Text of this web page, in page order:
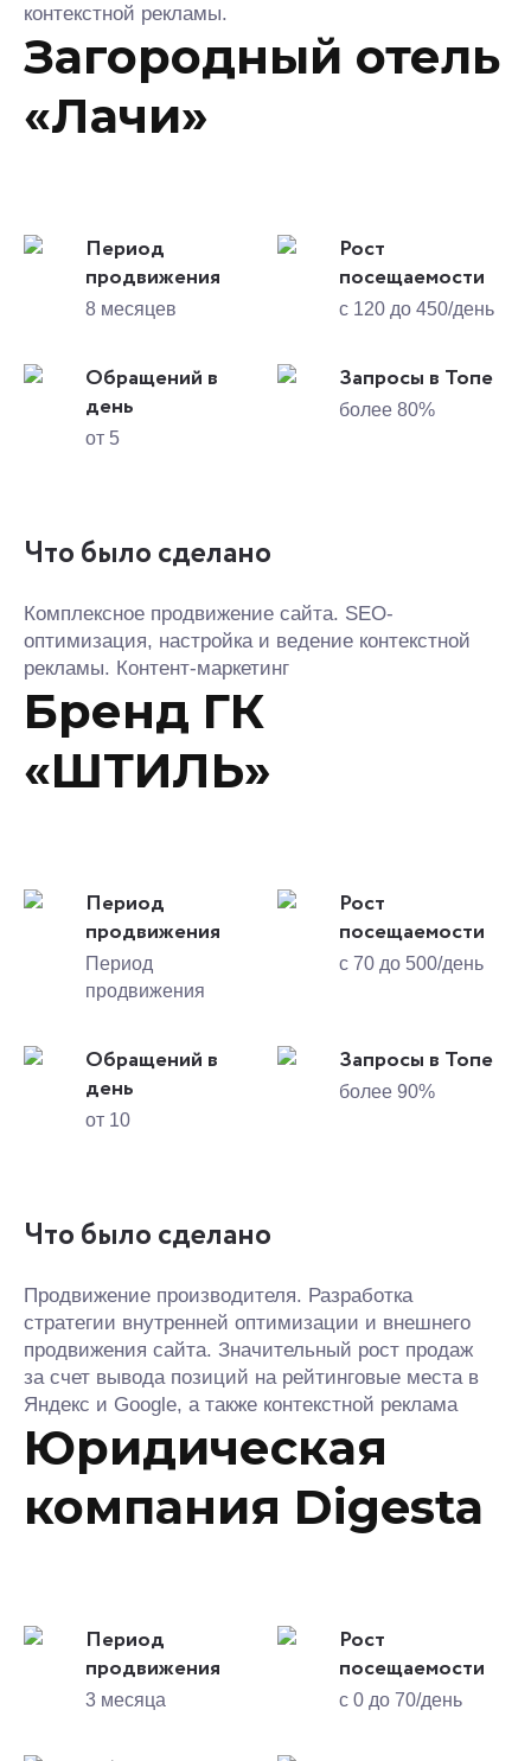
контекстной рекламы.
Загородный отель
«Лачи»
Период
продвижения
8 месяцев
Рост
посещаемости
с 120 до 450/день
Обращений в
день
от 5
Запросы в Топе
более 80%
Что было сделано
Комплексное продвижение сайта. SEO-
оптимизация, настройка и ведение контекстной
рекламы. Контент-маркетинг
Бренд ГК
«ШТИЛЬ»
Период
продвижения
Период
продвижения
Рост
посещаемости
с 70 до 500/день
Обращений в
день
от 10
Запросы в Топе
более 90%
Что было сделано
Продвижение производителя. Разработка
стратегии внутренней оптимизации и внешнего
продвижения сайта. Значительный рост продаж
за счет вывода позиций на рейтинговые места в
Яндекс и Google, а также контекстной реклама
Юридическая
компания Digesta
Период
продвижения
3 месяца
Рост
посещаемости
с 0 до 70/день